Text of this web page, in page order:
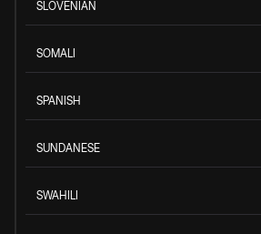
SLOVENIAN
SOMALI
SPANISH
SUNDANESE
SWAHILI